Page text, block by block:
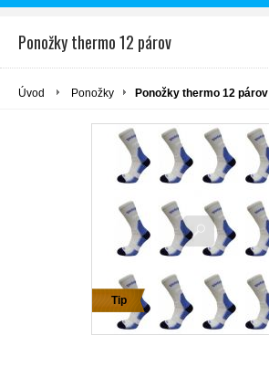
Ponožky thermo 12 párov
Úvod Ponožky Ponožky thermo 12 párov
Tip